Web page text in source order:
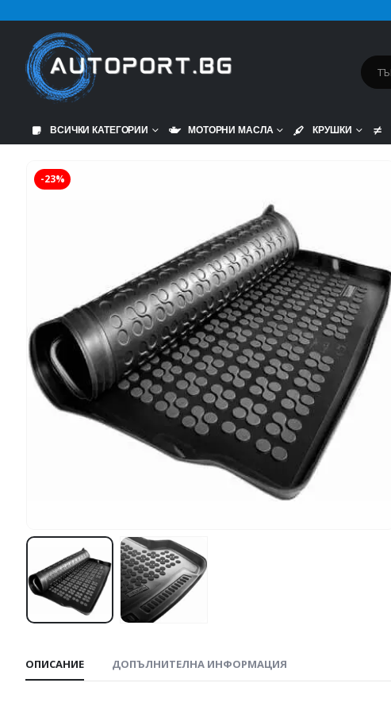
ВСИЧКИ КАТЕГОРИИ МОТОРНИ МАСЛА КРУШКИ
-23%
ОПИСАНИЕ ДОПЪЛНИТЕЛНА ИНФОРМАЦИЯ